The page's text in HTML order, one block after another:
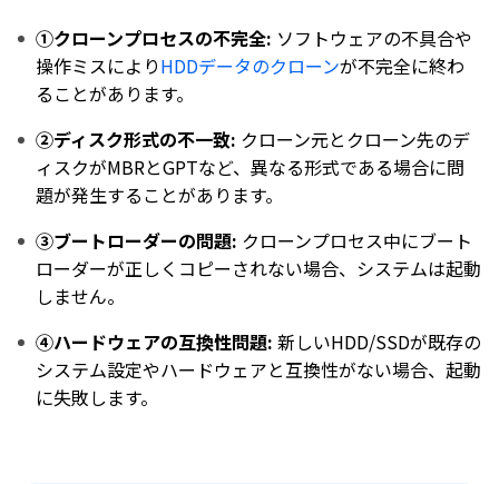
①クローンプロセスの不完全: ソフトウェアの不具合や
操作ミスによりHDDデータのクローンが不完全に終わ
ることがあります。
②ディスク形式の不一致: クローン元とクローン先のデ
ィスクがMBRとGPTなど、異なる形式である場合に問
題が発生することがあります。
③ブートローダーの問題: クローンプロセス中にブート
ローダーが正しくコピーされない場合、システムは起動
しません。
④ハードウェアの互換性問題: 新しいHDD/SSDが既存の
システム設定やハードウェアと互換性がない場合、起動
に失敗します。